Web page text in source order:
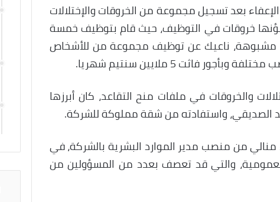
بعد تسجيل مجموعة من الخروقات والإختلالات
خروقات في التوظيف، حيث قام بتوظيف خمسة
ناعيك عن توظيف مجموعة من للأشخاص
فاثت 5 ملايين سنتيم شهريا.
والخروقات في ملفات منح التقاعد، كان أبرزها
الصديقي، واستفادته من شقة مملوكة للشركة.
من منصب مدير الموارد البشرية بالشركة، في
والتي قد تعصف بعدد من المسؤولين من